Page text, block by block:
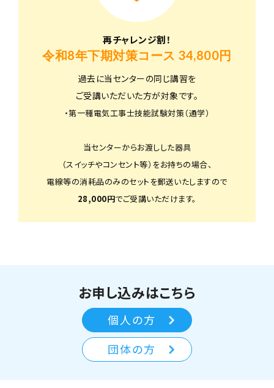
再チャレンジ割！
令和8年下期対策コース 34,800円
過去に当センターの同じ講習を
ご受講いただいた方が対象です。
・第一種電気工事士技能試験対策（通学）
当センターからお渡しした器具
（スイッチやコンセント等）をお持ちの場合、
電線等の消耗品のみのセットを郵送いたしますので
28,000円でご受講いただけます。
お申し込みはこちら
個人の方
団体の方